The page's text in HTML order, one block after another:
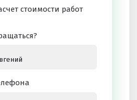
стоимости работ